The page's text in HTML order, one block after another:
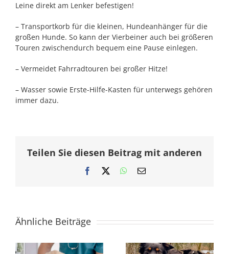
Leine direkt am Lenker befestigen!
– Transportkorb für die kleinen, Hundeanhänger für die
großen Hunde. So kann der Vierbeiner auch bei größeren
Touren zwischendurch bequem eine Pause einlegen.
– Vermeidet Fahrradtouren bei großer Hitze!
– Wasser sowie Erste-Hilfe-Kasten für unterwegs gehören
immer dazu.
Teilen Sie diesen Beitrag mit anderen
Facebook WhatsApp
E-
Ähnliche Beiträge